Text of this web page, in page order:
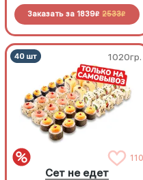
Заказать за 1839R 2533R
1020гр.
110
Сет не едет